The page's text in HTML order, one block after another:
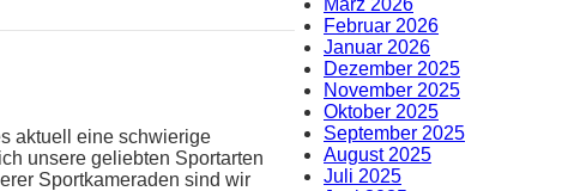
aktuell eine schwierige
unsere geliebten Sportarten
Sportkameraden sind wir
Februar 2026
Januar 2026
Dezember 2025
November 2025
Oktober 2025
September 2025
August 2025
Juli 2025